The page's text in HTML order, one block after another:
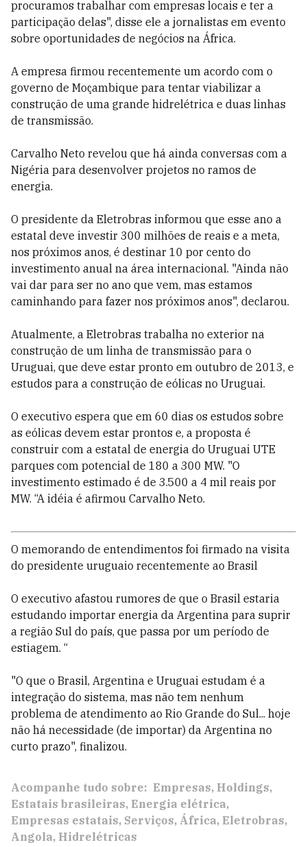
procuramos trabalhar com empresas locais e ter a
participação delas", disse ele a jornalistas em evento
sobre oportunidades de negócios na África.
A empresa firmou recentemente um acordo com o
governo de Moçambique para tentar viabilizar a
construção de uma grande hidrelétrica e duas linhas
de transmissão.
Carvalho Neto revelou que há ainda conversas com a
Nigéria para desenvolver projetos no ramos de
energia.
O presidente da Eletrobras informou que esse ano a
estatal deve investir 300 milhões de reais e a meta,
nos próximos anos, é destinar 10 por cento do
investimento anual na área internacional. "Ainda não
vai dar para ser no ano que vem, mas estamos
caminhando para fazer nos próximos anos", declarou.
Atualmente, a Eletrobras trabalha no exterior na
construção de um linha de transmissão para o
Uruguai, que deve estar pronto em outubro de 2013, e
estudos para a construção de eólicas no Uruguai.
O executivo espera que em 60 dias os estudos sobre
as eólicas devem estar prontos e, a proposta é
construir com a estatal de energia do Uruguai UTE
parques com potencial de 180 a 300 MW. "O
investimento estimado é de 3.500 a 4 mil reais por
MW. “A idéia é afirmou Carvalho Neto.
O memorando de entendimentos foi firmado na visita
do presidente uruguaio recentemente ao Brasil
O executivo afastou rumores de que o Brasil estaria
estudando importar energia da Argentina para suprir
a região Sul do país, que passa por um período de
estiagem. “
"O que o Brasil, Argentina e Uruguai estudam é a
integração do sistema, mas não tem nenhum
problema de atendimento ao Rio Grande do Sul... hoje
não há necessidade (de importar) da Argentina no
curto prazo", finalizou.
Acompanhe tudo sobre: Empresas Holdings
Estatais brasileiras Energia elétrica
Empresas estatais Serviços África Eletrobras
Angola Hidrelétricas